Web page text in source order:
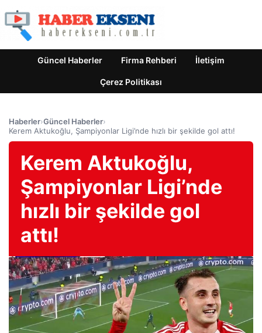
Güncel Haberler Firma Rehberi İletişim
Çerez Politikası
Haberler›Güncel Haberler›
Kerem Aktukoğlu, Şampiyonlar Ligi’nde hızlı bir şekilde gol attı!
Kerem Aktukoğlu,
Şampiyonlar Ligi’nde
hızlı bir şekilde gol
attı!